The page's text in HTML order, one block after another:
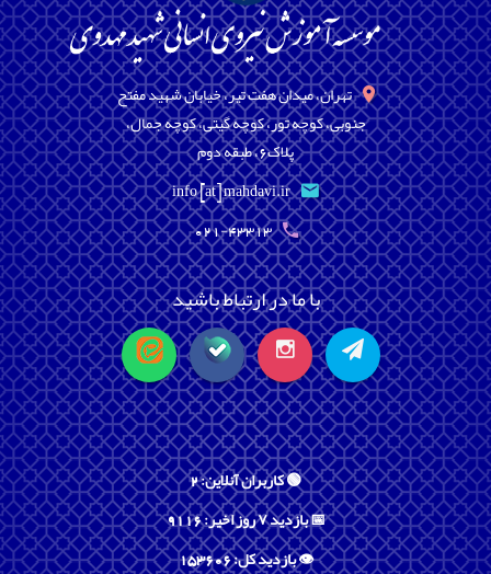
تهران، میدان هفت تیر، خیابان شهید مفتح
جنوبی، کوچه تور، کوچه گیتی، کوچه جمال،
پلاک6، طبقه دوم
info [at] mahdavi.ir
021-43313
با ما در ارتباط باشید
🟢 کاربران آنلاین: 2
📅 بازدید ۷ روز اخیر: 9116
👁️ بازدید کل: 153606